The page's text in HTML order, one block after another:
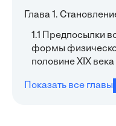
Глава 1.
1.1 Предпосылки
формы
половине XIX века
Показать все главы